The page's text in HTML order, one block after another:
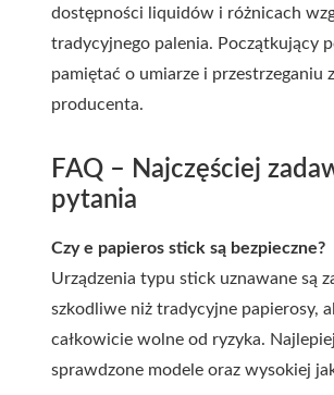
dostępności liquidów i różnicach
tradycyjnego palenia. Początkujący
pamiętać o umiarze i przestrzeganiu
producenta.
FAQ – Najczęściej
pytania
Czy e papieros stick są bezpieczne?
Urządzenia typu stick uznawane są
szkodliwe niż tradycyjne papierosy,
całkowicie wolne od ryzyka.
sprawdzone modele oraz wysokiej